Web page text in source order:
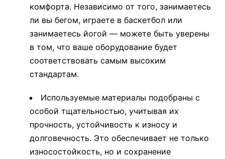
комфорта. Независимо от того, занимаетесь
ли вы бегом, играете в баскетбол или
занимаетесь йогой — можете быть уверены
в том, что ваше оборудование будет
соответствовать самым высоким
стандартам.
Используемые материалы подобраны с
особой тщательностью, учитывая их
прочность, устойчивость к износу и
долговечность. Это обеспечивает не только
износостойкость, но и сохранение